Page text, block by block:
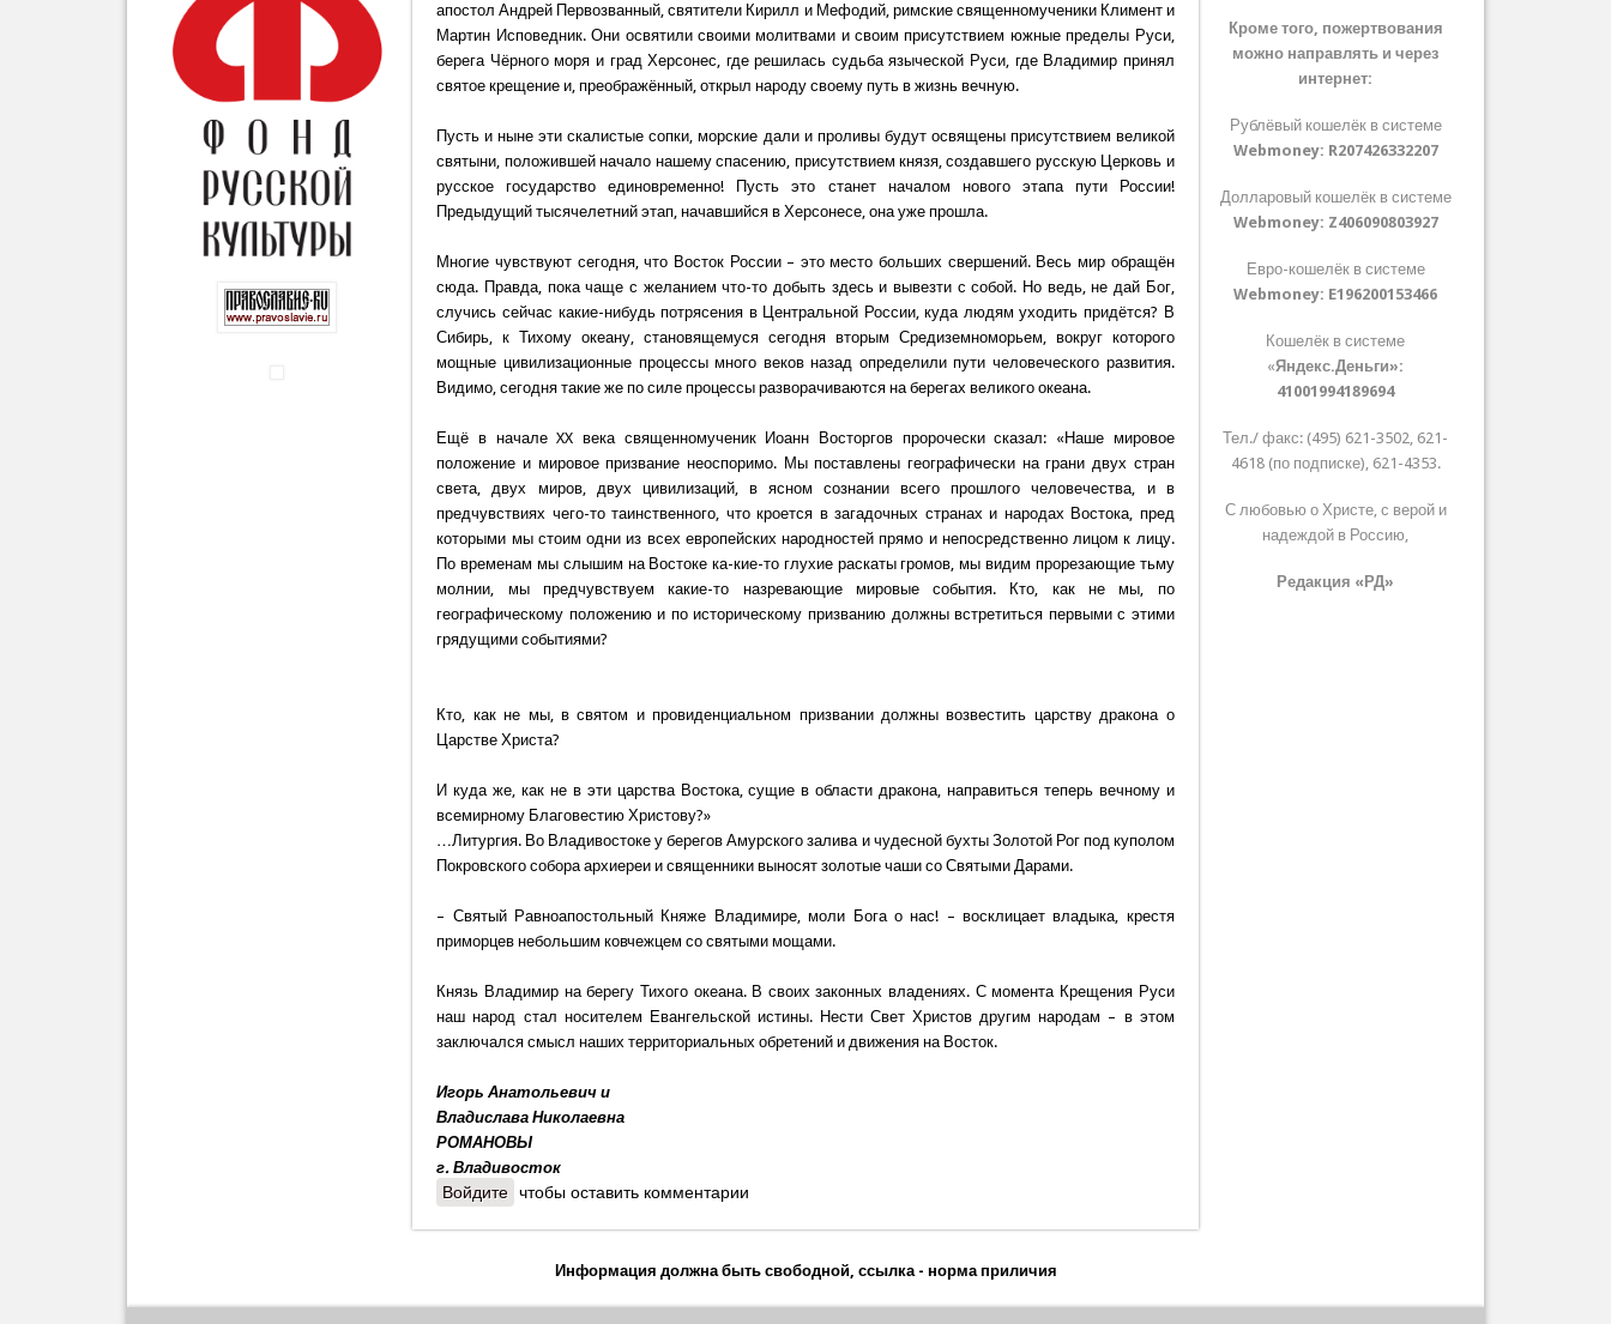
апостол Андрей Первозванный, святители Кирилл и Мефодий, римские священномученики Климент и
Мартин Исповедник. Они освятили своими молитвами и своим присутствием южные пределы Руси,
берега Чёрного моря и град Херсонес, где решилась судьба языческой Руси, где Владимир принял
святое крещение и, преображённый, открыл народу своему путь в жизнь вечную.
Пусть и ныне эти скалистые сопки, морские дали и проливы будут освящены присутствием великой
святыни, положившей начало нашему спасению, присутствием князя, создавшего русскую Церковь и
русское государство единовременно! Пусть это станет началом нового этапа пути России!
Предыдущий тысячелетний этап, начавшийся в Херсонесе, она уже прошла.
Многие чувствуют сегодня, что Восток России – это место больших свершений. Весь мир обращён
сюда. Правда, пока чаще с желанием что-то добыть здесь и вывезти с собой. Но ведь, не дай Бог,
случись сейчас какие-нибудь потрясения в Центральной России, куда людям уходить придётся? В
Сибирь, к Тихому океану, становящемуся сегодня вторым Средиземноморьем, вокруг которого
мощные цивилизационные процессы много веков назад определили пути человеческого развития.
Видимо, сегодня такие же по силе процессы разворачиваются на берегах великого океана.
Ещё в начале XX века священномученик Иоанн Восторгов пророчески сказал: «Наше мировое
положение и мировое призвание неоспоримо. Мы поставлены географически на грани двух стран
света, двух миров, двух цивилизаций, в ясном сознании всего прошлого человечества, и в
предчувствиях чего-то таинственного, что кроется в загадочных странах и народах Востока, пред
которыми мы стоим одни из всех европейских народностей прямо и непосредственно лицом к лицу.
По временам мы слышим на Востоке ка-кие-то глухие раскаты громов, мы видим прорезающие тьму
молнии, мы предчувствуем какие-то назревающие мировые события. Кто, как не мы, по
географическому положению и по историческому призванию должны встретиться первыми с этими
грядущими событиями?
Кто, как не мы, в святом и провиденциальном призвании должны возвестить царству дракона о
Царстве Христа?
И куда же, как не в эти царства Востока, сущие в области дракона, направиться теперь вечному и
всемирному Благовестию Христову?»
…Литургия. Во Владивостоке у берегов Амурского залива и чудесной бухты Золотой Рог под куполом
Покровского собора архиереи и священники выносят золотые чаши со Святыми Дарами.
– Святый Равноапостольный Княже Владимире, моли Бога о нас! – восклицает владыка, крестя
приморцев небольшим ковчежцем со святыми мощами.
Князь Владимир на берегу Тихого океана. В своих законных владениях. С момента Крещения Руси
наш народ стал носителем Евангельской истины. Нести Свет Христов другим народам – в этом
заключался смысл наших территориальных обретений и движения на Восток.
Игорь Анатольевич и
Владислава Николаевна
РОМАНОВЫ
г. Владивосток
Войдите чтобы оставить комментарии
Кроме того, пожертвования
можно направлять и через
интернет:
Рублёвый кошелёк в системе
Webmoney: R207426332207
Долларовый кошелёк в системе
Webmoney: Z406090803927
Евро-кошелёк в системе
Webmoney: E196200153466
Кошелёк в системе
«Яндекс.Деньги»:
41001994189694
Тел./ факс: (495) 621-3502, 621-
4618 (по подписке), 621-4353.
С любовью о Христе, с верой и
надеждой в Россию,
Редакция «РД»
Информация должна быть свободной, ссылка - норма приличия